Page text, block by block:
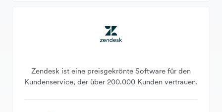
Zendesk ist eine preisgekrönte Software für den
Kundenservice, der über 200.000 Kunden vertrauen.